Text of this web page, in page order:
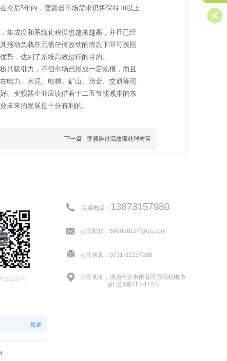
后5年内，变频器市场需求仍将保持10以上
成度和系统化程度也越来越高，并且已经
拖动负载在无需任何改动的情况下即可按照
势，达到了系统高效运行的目的。
吸引力，不但市场已形成一定规模，而且
电力、水泥、电梯、矿山、冶金、交通等现
。变频器企业应该借着十二五节能减排的东
未来的发展是十分有利的。
下一篇 变频器过流故障处理对策
联系电话： 13873157980
公司邮箱：599098197@qq.com
公司传真：0731-82257980
公司地址：湖南长沙市雨花区雨花机电市
场E区4栋112-113号
注公众号
更多